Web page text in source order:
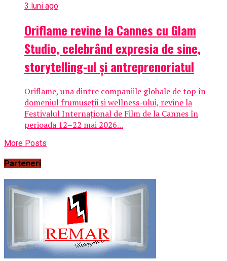
3 luni ago
Oriflame revine la Cannes cu Glam
Studio, celebrând expresia de sine,
storytelling-ul și antreprenoriatul
Oriflame, una dintre companiile globale de top în
domeniul frumuseții și wellness-ului, revine la
Festivalul Internațional de Film de la Cannes în
perioada 12–22 mai 2026...
More Posts
Parteneri